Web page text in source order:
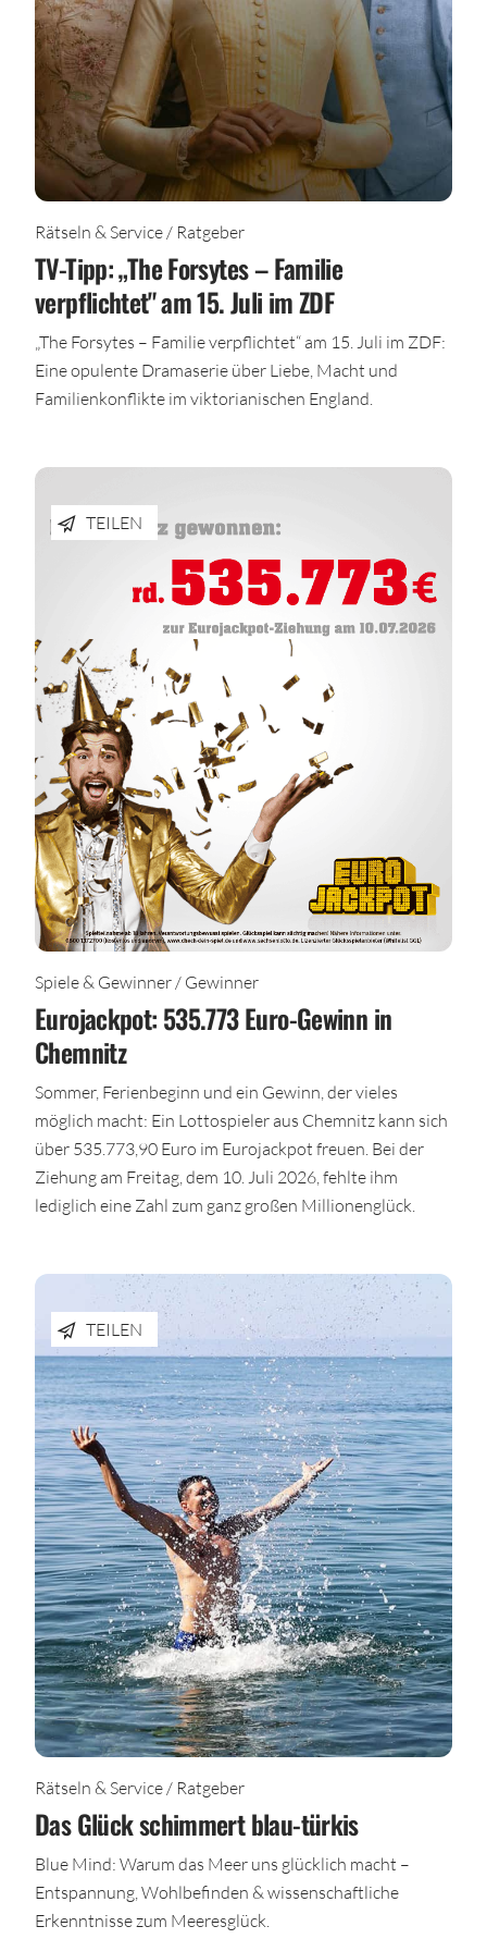
Rätseln & Service / Ratgeber
TV-Tipp: „The Forsytes – Familie
verpflichtet" am 15. Juli im ZDF
„The Forsytes – Familie verpflichtet“ am 15. Juli im ZDF:
Eine opulente Dramaserie über Liebe, Macht und
Familienkonflikte im viktorianischen England.
TEILEN
Spiele & Gewinner / Gewinner
Eurojackpot: 535.773 Euro-Gewinn in
Chemnitz
Sommer, Ferienbeginn und ein Gewinn, der vieles
möglich macht: Ein Lottospieler aus Chemnitz kann sich
über 535.773,90 Euro im Eurojackpot freuen. Bei der
Ziehung am Freitag, dem 10. Juli 2026, fehlte ihm
lediglich eine Zahl zum ganz großen Millionenglück.
TEILEN
Rätseln & Service / Ratgeber
Das Glück schimmert blau-türkis
Blue Mind: Warum das Meer uns glücklich macht –
Entspannung, Wohlbefinden & wissenschaftliche
Erkenntnisse zum Meeresglück.